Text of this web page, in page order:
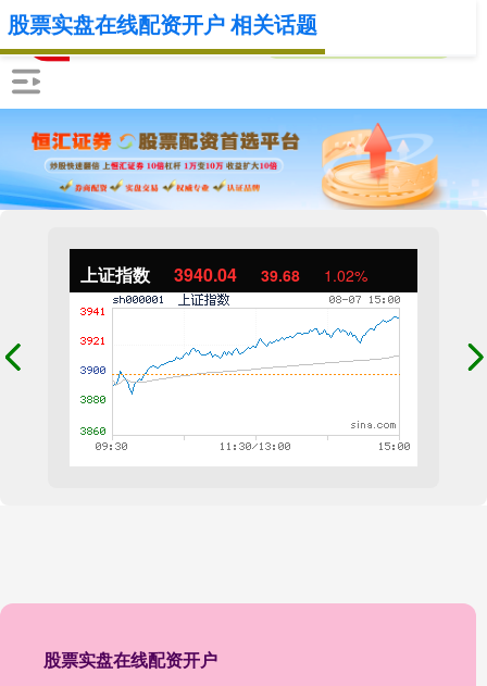
上证指数 3940.04 39.68 1.02%
股票实盘在线配资开户
股票实盘在线配资开户 相关话题